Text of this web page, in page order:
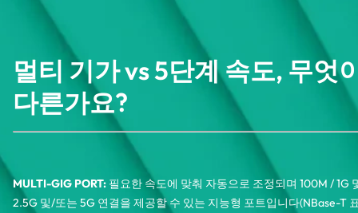
멀티 기가 vs 5단계 속도, 무엇
다른가요?
MULTI-GIG PORT: 필요한 속도에 맞춰 자동으로 조정되며 100M / 1G
2.5G 및/또는 5G 연결을 제공할 수 있는 지능형 포트입니다(NBase-T